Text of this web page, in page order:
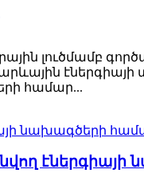
լուծմամբ
էներգիայի
համար...